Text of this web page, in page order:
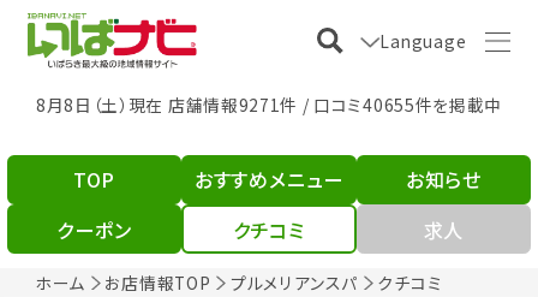
Language
8月8日（土）現在 店舗情報9271件 / 口コミ40655件を掲載中
ホーム お店情報TOP プルメリアンスパ クチコミ
TOP おすすめメニュー
お知らせ
クーポン
クチコミ 求人